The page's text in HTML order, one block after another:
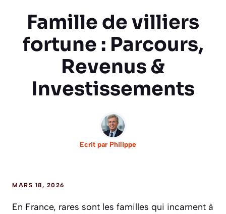
Famille de villiers
fortune : Parcours,
Revenus &
Investissements
Ecrit par Philippe
MARS 18, 2026
En France, rares sont les familles qui incarnent à